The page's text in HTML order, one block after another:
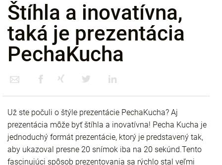
Štíhla a inovatívna,
taká je prezentácia
PechaKucha
Už ste počuli o štýle prezentácie PechaKucha? Aj
prezentácia môže byť štíhla a inovatívna! Pecha Kucha je
jednoduchý formát prezentácie, ktorý je predstavený tak,
aby ukazoval presne 20 snímok iba na 20 sekúnd.Tento
fascinujúci spôsob prezentovania sa rýchlo stal veľmi